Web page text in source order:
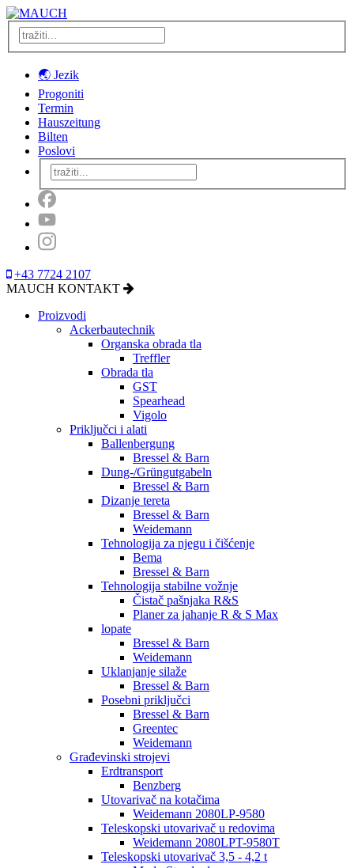
🌏 Jezik
Progoniti
Termin
Hauszeitung
Bilten
Poslovi
+43 7724 2107
MAUCH KONTAKT
Proizvodi
Ackerbautechnik
Organska obrada tla
Treffler
Obrada tla
GST
Spearhead
Vigolo
Priključci i alati
Ballenbergung
Bressel & Barn
Dung-/Grüngutgabeln
Bressel & Barn
Dizanje tereta
Bressel & Barn
Weidemann
Tehnologija za njegu i čišćenje
Bema
Bressel & Barn
Tehnologija stabilne vožnje
Čistač pašnjaka R&S
Planer za jahanje R & S Max
lopate
Bressel & Barn
Weidemann
Uklanjanje silaže
Bressel & Barn
Posebni priključci
Bressel & Barn
Greentec
Weidemann
Građevinski strojevi
Erdtransport
Benzberg
Utovarivač na kotačima
Weidemann 2080LP-9580
Teleskopski utovarivač u redovima
Weidemann 2080LPT-9580T
Teleskopski utovarivač 3,5 - 4,2 t